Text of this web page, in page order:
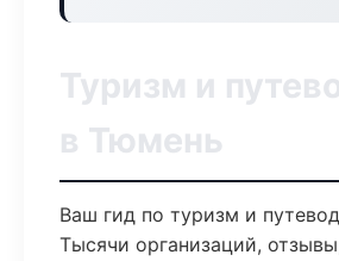
Туризм и
в Тюмень
Ваш гид по туризм и
Тысячи организаций,